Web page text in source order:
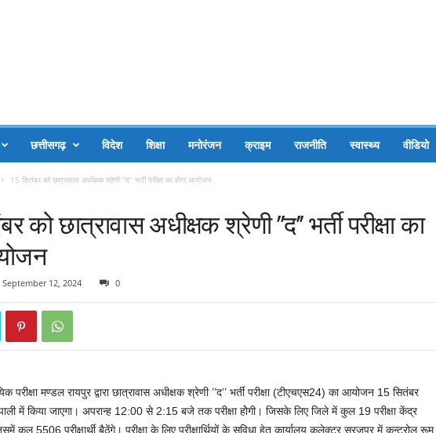
छत्तीसगढ़ विदेश शिक्षा मनोरंजन क्राइम राजनीति स्वास्थ्य वीडियो
15 सितंबर को छात्रावास अधीक्षक श्रेणी ’’द’’ भर्ती परीक्षा का होगा आयोजन
को छात्रावास अधीक्षक श्रेणी ’’द’’ भर्ती परीक्षा का
September 12, 2024 0
परीक्षा मण्डल रायपुर द्वारा छात्रावास अधीक्षक श्रेणी ’’द’’ भर्ती परीक्षा (टीएचएस24) का आयोजन 15 सितंबर
में किया जाएगा। अपरान्ह 12:00 से 2:15 बजे तक परीक्षा होेगी। जिसके लिए जिले में कुल 19 परीक्षा केंद्र
कुल 5506 परीक्षार्थी बैठेंगे। परीक्षा के लिए परीक्षार्थियों के सुविधा हेतु कार्यालय कलेक्टर सूरजपुर में कन्ट्रोल रूम